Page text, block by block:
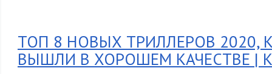
ТОП 8 НОВЫХ ТРИЛЛЕРОВ 2020,
ВЫШЛИ В ХОРОШЕМ КАЧЕСТВЕ |